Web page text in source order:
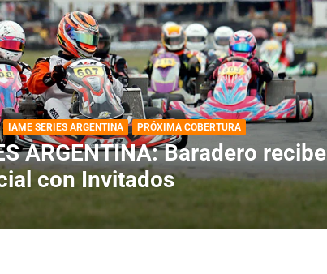
ARGENTINA
ARGENTINA: Horarios para la